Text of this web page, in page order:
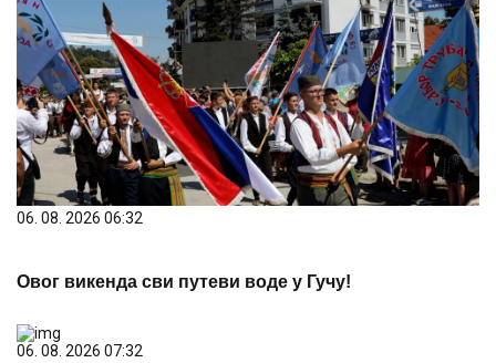
06. 08. 2026 06:32
Овог викенда сви путеви воде у Гучу!
06. 08. 2026 07:32